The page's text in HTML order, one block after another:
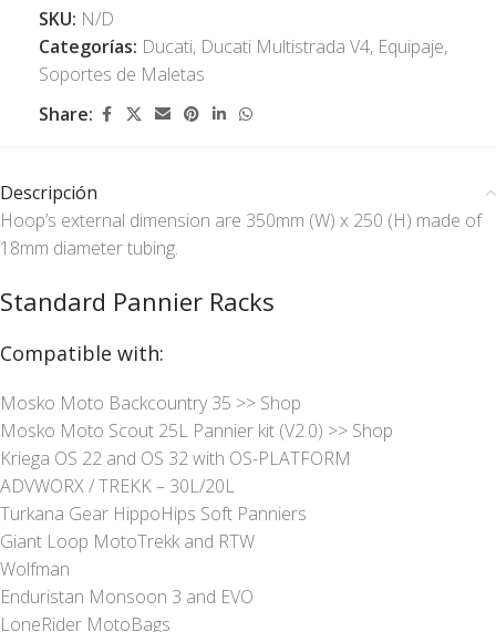
SKU: N/D
Categorías: Ducati, Ducati Multistrada V4, Equipaje,
Soportes de Maletas
Share:
Descripción
Hoop’s external dimension are 350mm (W) x 250 (H) made of
18mm diameter tubing.
Standard Pannier Racks
Compatible with:
Mosko Moto Backcountry 35 >> Shop
Mosko Moto Scout 25L Pannier kit (V2.0) >> Shop
Kriega OS 22 and OS 32 with OS-PLATFORM
ADVWORX / TREKK – 30L/20L
Turkana Gear HippoHips Soft Panniers
Giant Loop MotoTrekk and RTW
Wolfman
Enduristan Monsoon 3 and EVO
LoneRider MotoBags